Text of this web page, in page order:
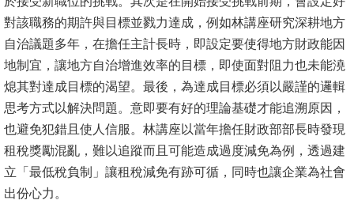
息
公
告
國
際
化
高
教
對該職務的期許與目標並戮力達成，例如林講座研究深耕地方
自治議題多年，在擔任主計長時，即設定要使得地方財政能因
地制宜，讓地方自治增進效率的目標，即使面對阻力也未能澆
熄其對達成目標的渴望。最後，為達成目標必須以嚴謹的邏輯
思考方式以解決問題。意即要有好的理論基礎才能追溯原因，
也避免犯錯且使人信服。林講座以當年擔任財政部部長時發現
租稅獎勵混亂，難以追蹤而且可能造成過度減免為例，透過建
立「最低稅負制」讓租稅減免有跡可循，同時也讓企業為社會
出份心力。